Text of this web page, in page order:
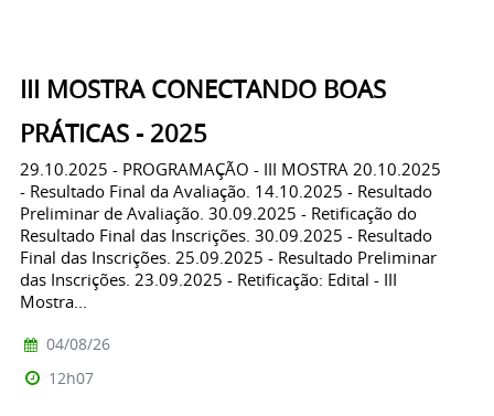
III MOSTRA CONECTANDO BOAS
PRÁTICAS - 2025
29.10.2025 - PROGRAMAÇÃO - III MOSTRA 20.10.2025
- Resultado Final da Avaliação. 14.10.2025 - Resultado
Preliminar de Avaliação. 30.09.2025 - Retificação do
Resultado Final das Inscrições. 30.09.2025 - Resultado
Final das Inscrições. 25.09.2025 - Resultado Preliminar
das Inscrições. 23.09.2025 - Retificação: Edital - III
Mostra...
04/08/26
12h07